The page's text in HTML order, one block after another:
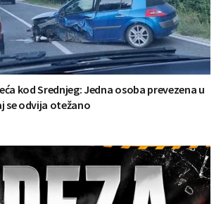
kod Srednjeg: Jedna osoba prevezena u
se odvija otežano